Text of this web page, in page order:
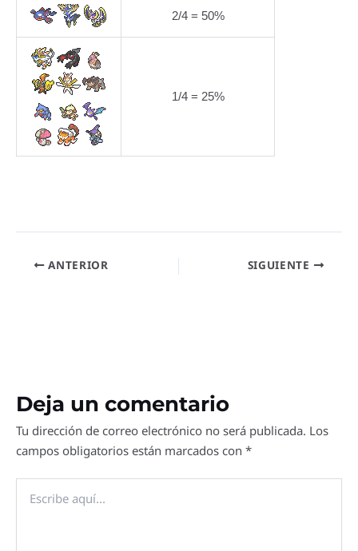
2/4 = 50%
1/4 = 25%
ANTERIOR SIGUIENTE
Deja un comentario
Tu dirección de correo electrónico no será publicada. Los
campos obligatorios están marcados con *
aquí...